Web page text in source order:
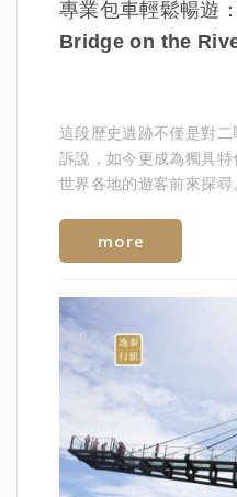
專業包車輕鬆暢遊
Bridge on the
這段歷史遺跡不僅是對
訴說，如今更成為獨具
世界各地的遊客前來探尋
more